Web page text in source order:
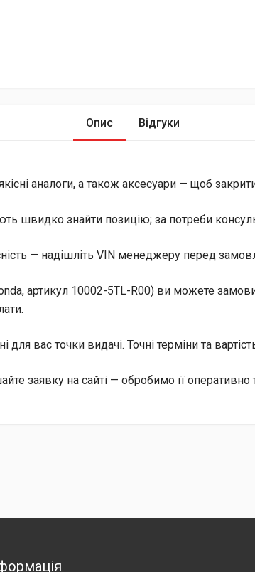
Опис Відгуки
аналоги, а також аксесуари — щоб
швидко знайти позицію; за потреби
— надішліть VIN менеджеру перед
артикул 10002-5TL-R00) ви можете
для вас точки видачі. Точні терміни та
заявку на сайті — обробимо її